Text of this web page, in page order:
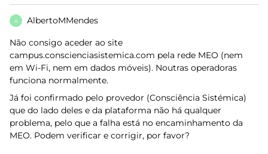
A AlbertoMMendes
Não consigo aceder ao site
campus.conscienciasistemica.com pela rede MEO (nem
em Wi-Fi, nem em dados móveis). Noutras operadoras
funciona normalmente.
Já foi confirmado pelo provedor (Consciência Sistémica)
que do lado deles e da plataforma não há qualquer
problema, pelo que a falha está no encaminhamento da
MEO. Podem verificar e corrigir, por favor?